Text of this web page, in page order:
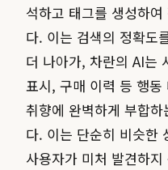
석하고 태그를 생성하
다. 이는 검색의 정확도
더 나아가, 차란의 AI는
표시, 구매 이력 등 행동
취향에 완벽하게 부합
다. 이는 단순히 비슷한
사용자가 미처 발견하지